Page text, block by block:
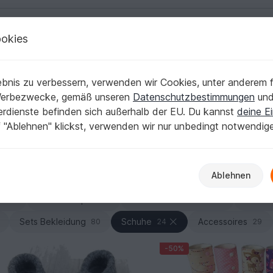
Sitz und dein Lieblingslook
du PDF-Anleitungen und Schnittmuster, mit denen
Design-Details wie Bündchen, Riemen oder
Sets Bekleidung 80 Schuhe 24 Accessoires 29
-50%
zu verbessern, verwenden wir Cookies, unter anderem
gemäß unseren Datenschutzbestimmungen und
befinden sich außerhalb der EU. Du kannst deine
"Ablehnen" klickst, verwenden wir nur unbedingt
Ablehnen